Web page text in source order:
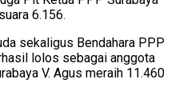
6.156.
sekaligus Bendahara PPP
lolos sebagai anggota
V. Agus meraih 11.460